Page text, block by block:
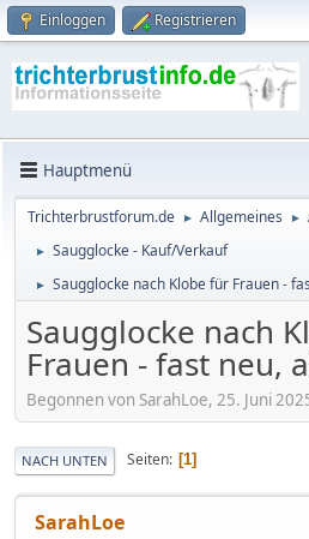
Einloggen Registrieren
Hauptmenü
Trichterbrustforum.de ► Allgemeines ►
► Saugglocke - Kauf/Verkauf
► Saugglocke nach Klobe für Frauen -
Saugglocke nach
Frauen - fast neu,
Begonnen von SarahLoe, 25. Juni
NACH UNTEN Seiten 1
SarahLoe